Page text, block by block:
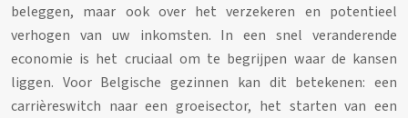
beleggen, maar ook over het verzekeren en potentieel
verhogen van uw inkomsten. In een snel veranderende
economie is het cruciaal om te begrijpen waar de kansen
liggen. Voor Belgische gezinnen kan dit betekenen: een
carrièreswitch naar een groeisector, het starten van een